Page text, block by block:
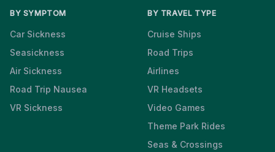
BY SYMPTOM
Car Sickness
Seasickness
Air Sickness
Road Trip Nausea
VR Sickness
BY TRAVEL TYPE
Cruise Ships
Road Trips
Airlines
VR Headsets
Video Games
Theme Park Rides
Seas & Crossings